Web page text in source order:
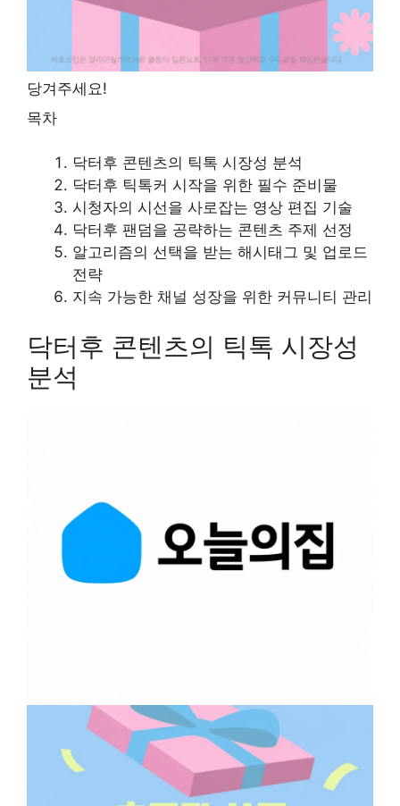
당겨주세요!
목차
닥터후 콘텐츠의 틱톡 시장성 분석
닥터후 틱톡커 시작을 위한 필수 준비물
시청자의 시선을 사로잡는 영상 편집 기술
닥터후 팬덤을 공략하는 콘텐츠 주제 선정
알고리즘의 선택을 받는 해시태그 및 업로드
전략
지속 가능한 채널 성장을 위한 커뮤니티 관리
닥터후 콘텐츠의 틱톡 시장성
분석